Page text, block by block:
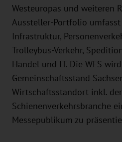
Westeuropas und weiteren
Aussteller-Portfolio umfasst
Infrastruktur,
Trolleybus-Verkehr,
Handel und IT. Die WFS
Gemeinschaftsstand
Wirtschaftsstandort inkl.
Schienenverkehrsbranche
Messepublikum zu